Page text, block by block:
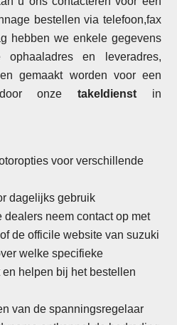
bestellen via telefoon,fax
hebben we enkele gegevens
en leveradres,
gemaakt worden voor een
door onze takeldienstin
voor verschillende
dagelijks gebruik
dealers neem contact op met
de officile website van suzuki
welke specifieke
helpen bij het bestellen
van de spanningsregelaar